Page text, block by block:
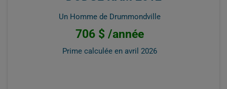
Un Homme de Drummondville
706 $ /année
Prime calculée en avril 2026